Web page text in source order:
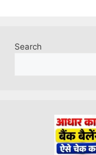
Search